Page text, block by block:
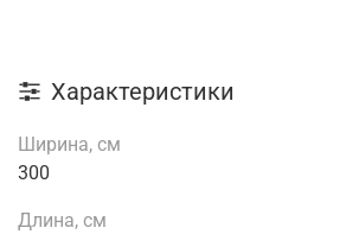
Характеристики
Ширина, см
300
Длина, см